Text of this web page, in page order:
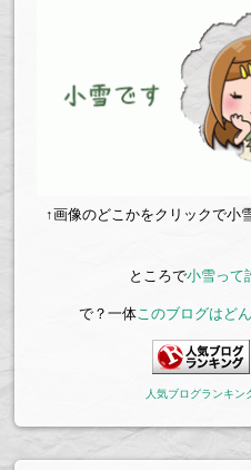
↑画像のどこかをクリックで小
ところで小雪って
で？一体このブログはど
人気ブログランキン